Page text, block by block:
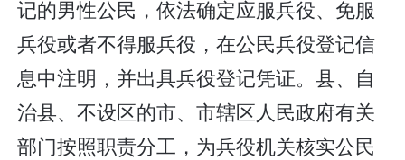
记的男性公民，依法确定应服兵役、免服
兵役或者不得服兵役，在公民兵役登记信
息中注明，并出具兵役登记凭证。县、自
治县、不设区的市、市辖区人民政府有关
部门按照职责分工，为兵役机关核实公民